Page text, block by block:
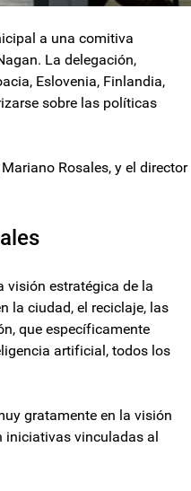
a una comitiva
La delegación,
Eslovenia, Finlandia,
sobre las políticas
Rosales, y el director
visión estratégica de la
la ciudad, el reciclaje, las
que específicamente
artificial, todos los
gratamente en la visión
iniciativas vinculadas al